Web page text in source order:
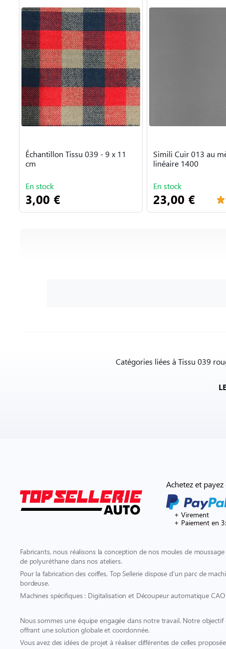
Échantillon Tissu 039 - 9 x 11
cm
En stock
3,00 €
Simili Cuir 013 au
linéaire 1400
En stock
23,00 €
Catégories liées à Tissu 039
Achetez et
+ Virement
+ Paiement en
Fabricants, nous réalisons la conception de nos moules de
de polyuréthane dans nos ateliers.
Pour la fabrication des coiffes, Top Sellerie dispose d’un parc de
bordeuse.
Machines spécifiques : Digitalisation et Découpeur automatique CAO
Nous sommes une équipe engagée dans notre travail. Notre
offrant une solution globale et coordonnée.
Vous avez des idées de projet à réaliser différentes de celles